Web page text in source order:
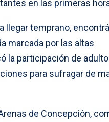
en las primeras
llegar temprano,
marcada por las altas
la participación de
para sufragar de
de Concepción,